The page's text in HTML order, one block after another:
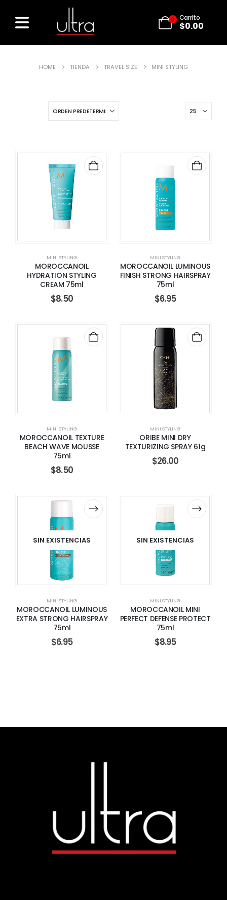
0 Carrito
$0.00
HOME TIENDA TRAVEL SIZE MINI STYLING
MINI STYLING
MOROCCANOIL
HYDRATION STYLING
CREAM 75ml
$8.50
MINI STYLING
MOROCCANOIL LUMINOUS
FINISH STRONG HAIRSPRAY
75ml
$6.95
MINI STYLING
MOROCCANOIL TEXTURE
BEACH WAVE MOUSSE
75ml
$8.50
MINI STYLING
ORIBE MINI DRY
TEXTURIZING SPRAY 61g
$26.00
SIN EXISTENCIAS
MINI STYLING
MOROCCANOIL LUMINOUS
EXTRA STRONG HAIRSPRAY
75ml
$6.95
SIN EXISTENCIAS
MINI STYLING
MOROCCANOIL MINI
PERFECT DEFENSE PROTECT
75ml
$8.95